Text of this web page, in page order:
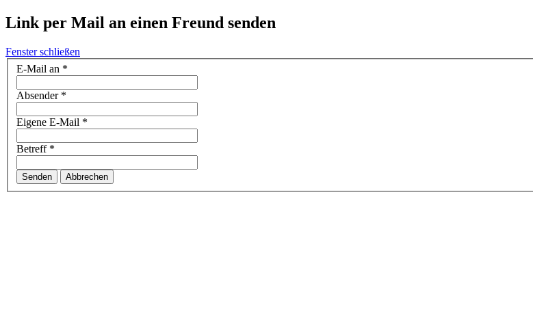
Link per Mail an einen Freund senden
Fenster schließen
E-Mail an *
Absender*
Eigene E-Mail *
Betreff*
Senden Abbrechen